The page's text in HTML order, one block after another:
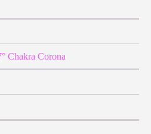
Chakra Corona